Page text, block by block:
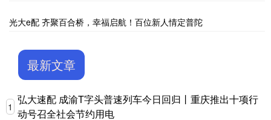
光大e配 齐聚百合桥，幸福启航！百位新人情定普陀
最新文章
1
弘大速配 成渝T字头普速列车今日回归丨重庆推出十项行
动号召全社会节约用电